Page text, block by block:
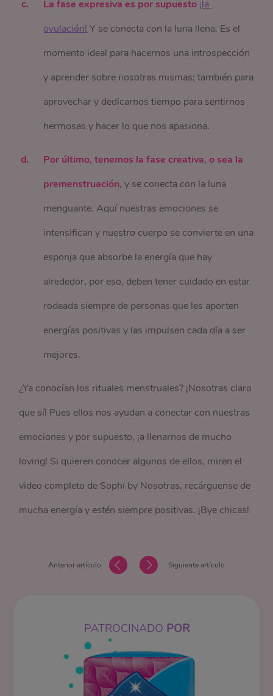
La fase expresiva es por supuesto ¡la
ovulación! Y se conecta con la luna llena. Es el
momento ideal para hacernos una introspección
y aprender sobre nosotras mismas; también para
aprovechar y dedicarnos tiempo para sentirnos
hermosas y hacer lo que nos apasiona.
Por último, tenemos la fase creativa, o sea la
premenstruación, y se conecta con la luna
menguante. Aquí nuestras emociones se
intensifican y nuestro cuerpo se convierte en una
esponja que absorbe la energía que hay
alrededor, por eso, deben tener cuidado en estar
rodeada siempre de personas que les aporten
energías positivas y las impulsen cada día a ser
mejores.
¿Ya conocían los rituales menstruales? ¡Nosotras claro
que sí! Pues ellos nos ayudan a conectar con nuestras
emociones y por supuesto, ¡a llenarnos de mucho
loving! Si quieren conocer algunos de ellos, miren el
video completo de Sophi by Nosotras, recárguense de
mucha energía y estén siempre positivas. ¡Bye chicas!
Anterior artículo Siguiente artículo
PATROCINADO POR